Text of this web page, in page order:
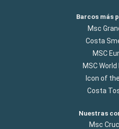
Barcos más
Msc
Costa
MSC
MSC World
Icon of
Costa
Nuestras
Msc